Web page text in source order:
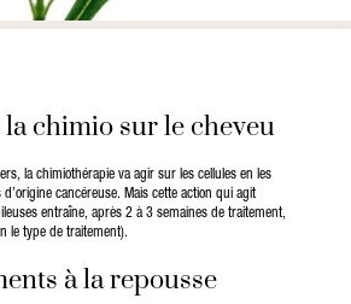
la chimio sur le cheveu
la chimiothérapie va agir sur les cellules en les
cancéreuse. Mais cette action qui agit
entraîne, après 2 à 3 semaines de traitement,
le type de traitement).
à la repousse